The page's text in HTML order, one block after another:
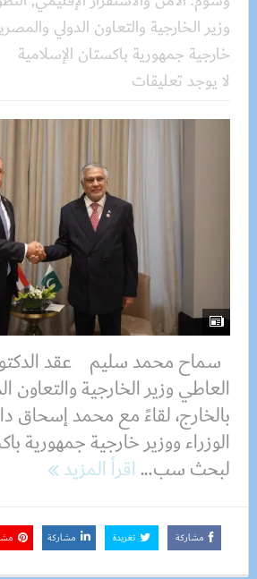
وزير الخارجية والتعاون الدولي
خارجية جمهورية باكستان الإسلامية
لا يوجد تعليقات
سماح محمد سليم عقد
العاطي وزير الخارجية والتعاون
بالخارج، لقاءً مع محمد إسحاق
الوزراء ووزير خارجية جمهورية
لبحث سب...اقرأ المزيد
مشاركة تغريدة مشاركة